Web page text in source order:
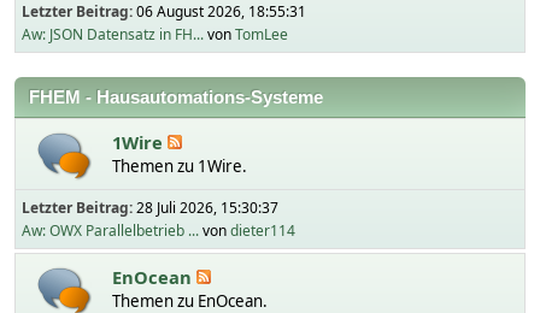
Letzter Beitrag:06 August 2026, 18:55:31
Aw: JSON Datensatz in FH...vonTomLee
FHEM - Hausautomations-Systeme
1Wire
Themen zu 1Wire.
Letzter Beitrag:28 Juli 2026, 15:30:37
Aw: OWX Parallelbetrieb ...vondieter114
EnOcean
Themen zu EnOcean.